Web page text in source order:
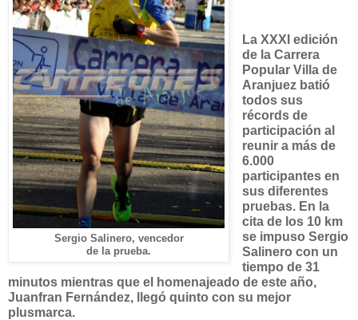
Sergio Salinero, vencedor
de la prueba.
La XXXI edición
de la Carrera
Popular Villa de
Aranjuez batió
todos sus
récords de
participación al
reunir a más de
6.000
participantes en
sus diferentes
pruebas. En la
cita de los 10 km
se impuso Sergio
Salinero con un
tiempo de 31
minutos mientras que el homenajeado de este año,
Juanfran Fernández, llegó quinto con su mejor
plusmarca.